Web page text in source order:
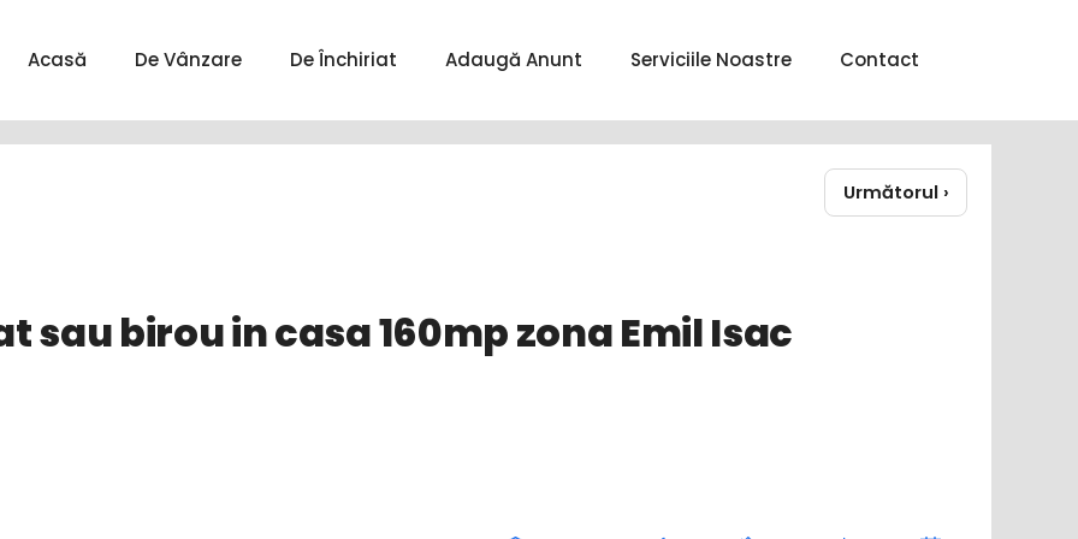
Acasă De Vânzare De Închiriat Adaugă Anunt Serviciile Noastre Contact
Următorul ›
birou in casa 160mp zona Emil Isac